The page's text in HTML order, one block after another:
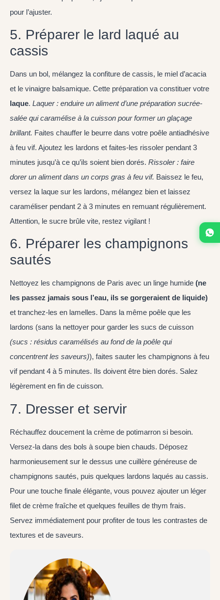
pour l’ajuster.
5. Préparer le lard laqué au
cassis
Dans un bol, mélangez la confiture de cassis, le miel d’acacia
et le vinaigre balsamique. Cette préparation va constituer votre
laque. Laquer : enduire un aliment d’une préparation sucrée-
salée qui caramélise à la cuisson pour former un glaçage
brillant. Faites chauffer le beurre dans votre poêle antiadhésive
à feu vif. Ajoutez les lardons et faites-les rissoler pendant 3
minutes jusqu’à ce qu’ils soient bien dorés. Rissoler : faire
dorer un aliment dans un corps gras à feu vif. Baissez le feu,
versez la laque sur les lardons, mélangez bien et laissez
caraméliser pendant 2 à 3 minutes en remuant régulièrement.
Attention, le sucre brûle vite, restez vigilant !
6. Préparer les champignons
sautés
Nettoyez les champignons de Paris avec un linge humide (ne
les passez jamais sous l’eau, ils se gorgeraient de liquide)
et tranchez-les en lamelles. Dans la même poêle que les
lardons (sans la nettoyer pour garder les sucs de cuisson
(sucs : résidus caramélisés au fond de la poêle qui
concentrent les saveurs)), faites sauter les champignons à feu
vif pendant 4 à 5 minutes. Ils doivent être bien dorés. Salez
légèrement en fin de cuisson.
7. Dresser et servir
Réchauffez doucement la crème de potimarron si besoin.
Versez-la dans des bols à soupe bien chauds. Déposez
harmonieusement sur le dessus une cuillère généreuse de
champignons sautés, puis quelques lardons laqués au cassis.
Pour une touche finale élégante, vous pouvez ajouter un léger
filet de crème fraîche et quelques feuilles de thym frais.
Servez immédiatement pour profiter de tous les contrastes de
textures et de saveurs.